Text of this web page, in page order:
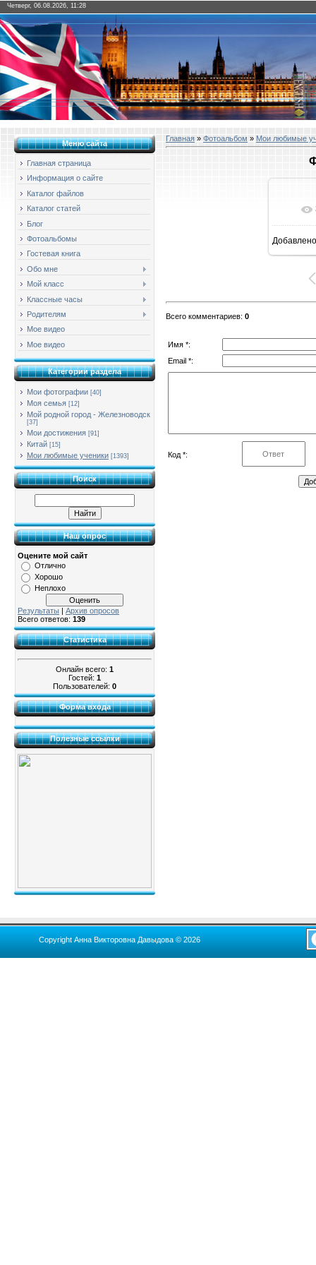
Четверг, 06.08.2026, 11:28
Меню сайта
Главная страница
Информация о сайте
Каталог файлов
Каталог статей
Блог
Фотоальбомы
Гостевая книга
Обо мне
Мой класс
Классные часы
Родителям
Мое видео
Мое видео
Категории раздела
Мои фотографии [40]
Моя семья [12]
Мой родной город - Железноводск
[37]
Мои достижения [91]
Китай [15]
Мои любимые ученики [1393]
Поиск
Наш опрос
Оцените мой сайт
Отлично
Хорошо
Неплохо
Результаты | Архив опросов
Всего ответов: 139
Статистика
Онлайн всего: 1
Гостей: 1
Пользователей: 0
Форма входа
Полезные ссылки
Главная » Фотоальбом » Мои любимые
Добавлено
Всего комментариев: 0
Имя *:
Email *:
Код *:
Copyright Анна Викторовна Давыдова © 2026